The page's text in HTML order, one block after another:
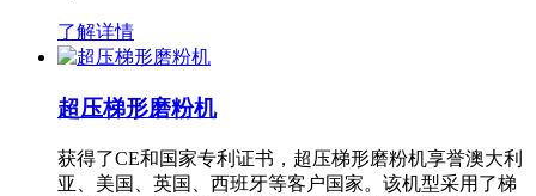
了解详情
超压梯形磨粉机
获得了CE和国家专利证书，超压梯形磨粉机享誉澳大利
亚、美国、英国、西班牙等客户国家。该机型采用了梯